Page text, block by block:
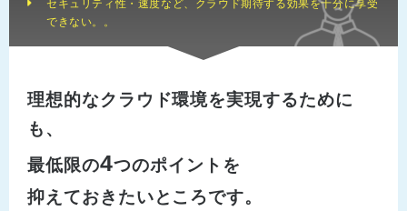
セキュリティ性・速度など、クラウド期待する効果を十分に享受
できない。。
理想的なクラウド環境を実現するために
も、
最低限の4つのポイントを
抑えておきたいところです。